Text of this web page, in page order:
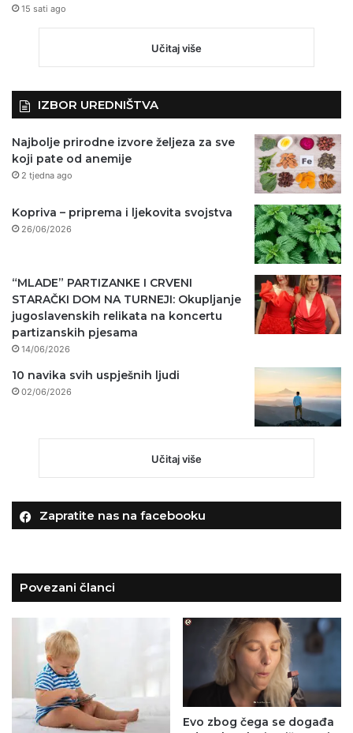
15 sati ago
Učitaj više
IZBOR UREDNIŠTVA
Najbolje prirodne izvore željeza za sve
koji pate od anemije
2 tjedna ago
Kopriva – priprema i ljekovita svojstva
26/06/2026
“MLADE” PARTIZANKE I CRVENI
STARAČKI DOM NA TURNEJI: Okupljanje
jugoslavenskih relikata na koncertu
partizanskih pjesama
14/06/2026
10 navika svih uspješnih ljudi
02/06/2026
Učitaj više
Zapratite nas na facebooku
Povezani članci
Evo zbog čega se događa